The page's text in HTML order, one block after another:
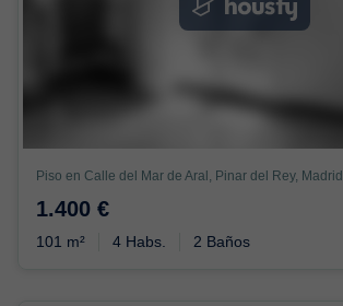
Piso en Calle del Mar de Aral, Pinar del Rey, Madrid
1.400 €
101 m² 4 Habs. 2 Baños